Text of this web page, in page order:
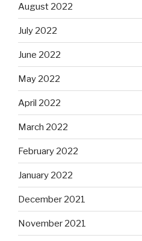
August 2022
July 2022
June 2022
May 2022
April 2022
March 2022
February 2022
January 2022
December 2021
November 2021